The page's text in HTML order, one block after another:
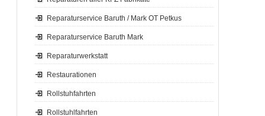
Reparaturservice Baruth / Mark OT Petkus
Reparaturservice Baruth Mark
Reparaturwerkstatt
Restaurationen
Rollstuhfahrten
Rollstuhlfahrten